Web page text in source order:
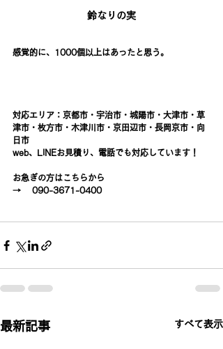
鈴なりの実
感覚的に、1000個以上はあったと思う。
対応エリア：京都市・宇治市・城陽市・大津市・草
津市・枚方市・木津川市・京田辺市・長岡京市・向
日市
web、 LINEお見積り、電話でも対応しています！
お急ぎの方はこちらから
→    090-3671-0400
最新記事 すべて表示